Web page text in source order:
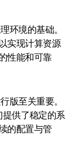
实现计算资源
性能和可靠
版至关重要。
提供了稳定的系
的配置与管